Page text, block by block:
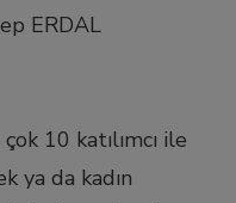
ERDAL
10 katılımcı ile
ya da kadın